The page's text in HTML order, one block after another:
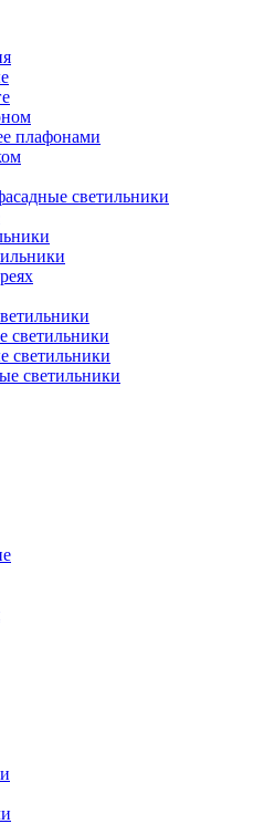
плафонами
светильники
светильники
светильники
светильники